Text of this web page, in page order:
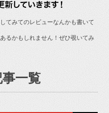
ご質問
合せ
てみてのレビューなんかも書いて
るかもしれません！ぜひ覗いてみ
一覧